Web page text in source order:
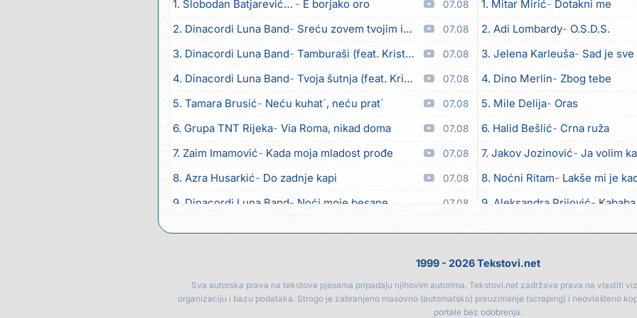
1. Slobodan Batjarević Čobe E borjako oro 07.08
2. Dinacordi Luna Band Sreću zovem tvojim imenom (feat. Kristina Smetko) 07.08
3. Dinacordi Luna Band Tamburaši (feat. Kristina Smetko) 07.08
4. Dinacordi Luna Band Tvoja šutnja (feat. Kristina Smetko) 07.08
5. Tamara Brusić Neću kuhat´, neću prat´ 07.08
6. Grupa TNT Rijeka Via Roma, nikad doma 07.08
7. Zaim Imamović Kada moja mladost prođe 07.08
8. Azra Husarkić Do zadnje kapi 07.08
9. Dinacordi Luna Band Noći moje besane 07.08
13. Severina Pozovi me ti (Anksiozna) 06.08
1. Mitar Mirić Dotakni me
2. Adi Lombardy O.S.D.S.
3. Jelena Karleuša Sad je sve
4. Dino Merlin Zbog tebe
5. Mile Delija Oras
6. Halid Bešlić Crna ruža
7. Jakov Jozinović Ja volim
8. Noćni Ritam Lakše mi je
9. Aleksandra Prijović Kababa
13. Noćni Ritam Rekla si mi
1999 - 2026 Tekstovi.net
Sva autorska prava na tekstove pjesama pripadaju njihovim autorima. Tekstovi.net zadržava prava na vlastiti
organizaciju i bazu podataka. Strogo je zabranjeno masovno (automatsko) preuzimanje (scraping) i neovlašteno
portale bez odobrenja.